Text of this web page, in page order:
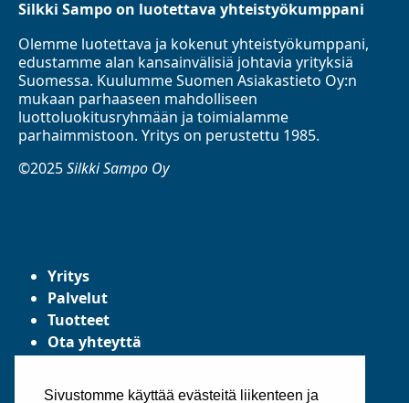
Sivustomme käyttää evästeitä liikenteen ja
Silkki Sampo on luotettava yhteistyökumppani
Olemme luotettava ja kokenut yhteistyökumppani,
edustamme alan kansainvälisiä johtavia yrityksiä
Suomessa. Kuulumme Suomen Asiakastieto Oy:n
mukaan parhaaseen mahdolliseen
luottoluokitusryhmään ja toimialamme
parhaimmistoon. Yritys on perustettu 1985.
©2025Silkki Sampo Oy
Yritys
Palvelut
Tuotteet
Ota yhteyttä
Yleiset toimitusehdot